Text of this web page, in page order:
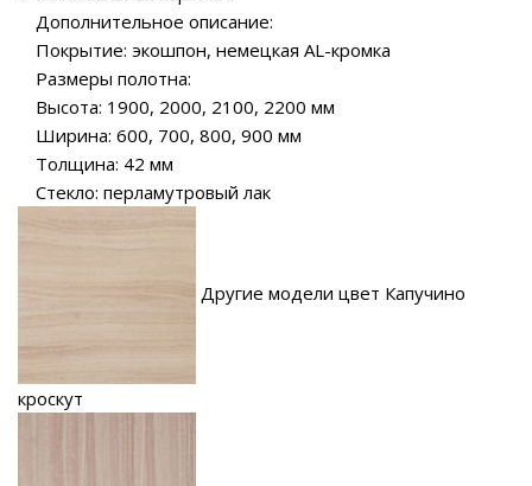
Дополнительное описание:
Покрытие: экошпон, немецкая AL-кромка
Размеры полотна:
Высота: 1900, 2000, 2100, 2200 мм
Ширина: 600, 700, 800, 900 мм
Толщина: 42 мм
Стекло: перламутровый лак
Другие модели цвет Капучино
кроскут